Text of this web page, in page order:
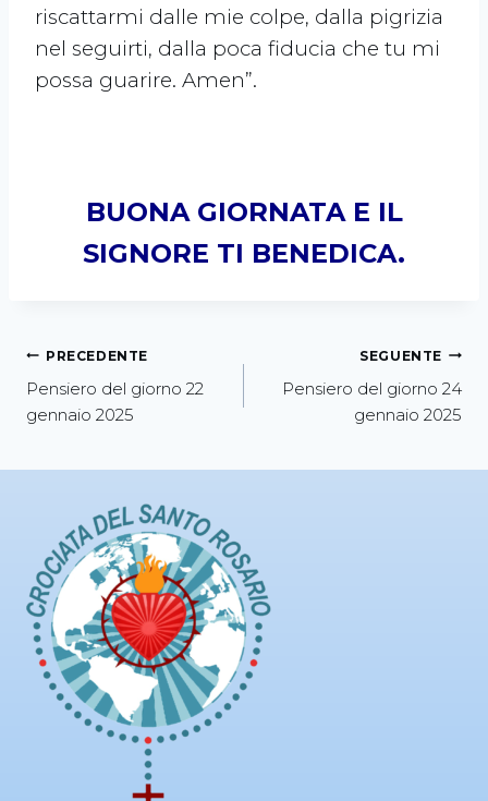
riscattarmi dalle mie colpe, dalla pigrizia
nel seguirti, dalla poca fiducia che tu mi
possa guarire. Amen”.
BUONA GIORNATA E IL
SIGNORE TI BENEDICA.
PRECEDENTE
Pensiero del giorno 22
gennaio 2025
SEGUENTE
Pensiero del giorno 24
gennaio 2025